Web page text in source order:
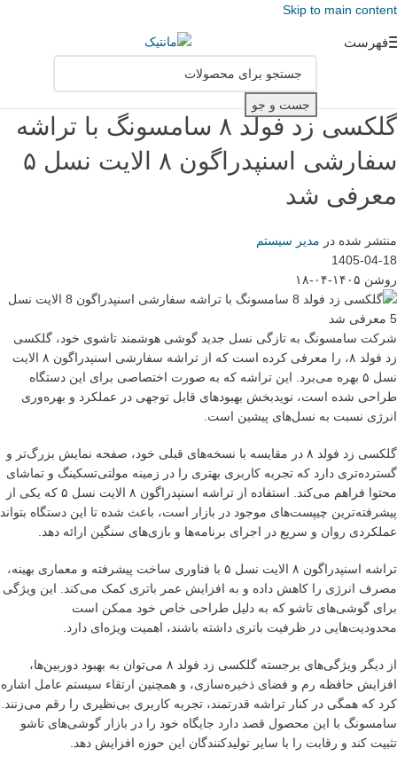
Skip to main content
فهرست
جست و جو
گلکسی زد فولد ۸ سامسونگ با تراشه
سفارشی اسنپدراگون ۸ الایت نسل ۵
معرفی شد
منتشر شده در مدیر سیستم
1405-04-18
روشن ۱۴۰۵-۰۴-۱۸
شرکت سامسونگ به تازگی نسل جدید گوشی هوشمند تاشوی خود، گلکسی
زد فولد ۸، را معرفی کرده است که از تراشه سفارشی اسنپدراگون ۸ الایت
نسل ۵ بهره می‌برد. این تراشه که به صورت اختصاصی برای این دستگاه
طراحی شده است، نویدبخش بهبودهای قابل توجهی در عملکرد و بهره‌وری
انرژی نسبت به نسل‌های پیشین است.
گلکسی زد فولد ۸ در مقایسه با نسخه‌های قبلی خود، صفحه نمایش بزرگ‌تر و
گسترده‌تری دارد که تجربه کاربری بهتری را در زمینه مولتی‌تسکینگ و تماشای
محتوا فراهم می‌کند. استفاده از تراشه اسنپدراگون ۸ الایت نسل ۵ که یکی از
پیشرفته‌ترین چیپست‌های موجود در بازار است، باعث شده تا این دستگاه بتواند
عملکردی روان و سریع در اجرای برنامه‌ها و بازی‌های سنگین ارائه دهد.
تراشه اسنپدراگون ۸ الایت نسل ۵ با فناوری ساخت پیشرفته و معماری بهینه،
مصرف انرژی را کاهش داده و به افزایش عمر باتری کمک می‌کند. این ویژگی
برای گوشی‌های تاشو که به دلیل طراحی خاص خود ممکن است
محدودیت‌هایی در ظرفیت باتری داشته باشند، اهمیت ویژه‌ای دارد.
از دیگر ویژگی‌های برجسته گلکسی زد فولد ۸ می‌توان به بهبود دوربین‌ها،
افزایش حافظه رم و فضای ذخیره‌سازی، و همچنین ارتقاء سیستم عامل اشاره
کرد که همگی در کنار تراشه قدرتمند، تجربه کاربری بی‌نظیری را رقم می‌زنند.
سامسونگ با این محصول قصد دارد جایگاه خود را در بازار گوشی‌های تاشو
تثبیت کند و رقابت را با سایر تولیدکنندگان این حوزه افزایش دهد.